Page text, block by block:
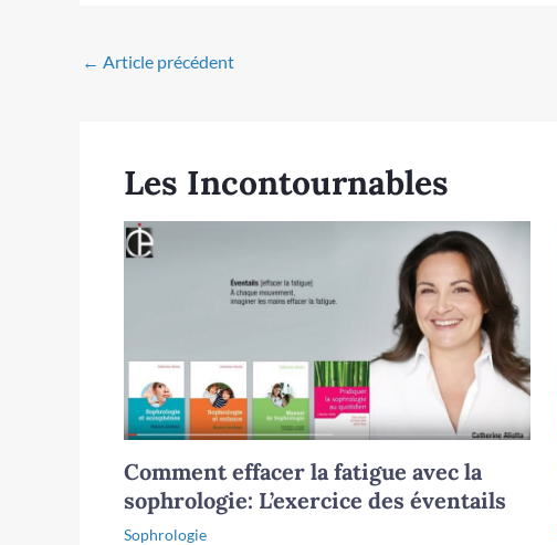
← Article précédent
Les Incontournables
Comment effacer la fatigue avec la
sophrologie: L’exercice des éventails
Sophrologie